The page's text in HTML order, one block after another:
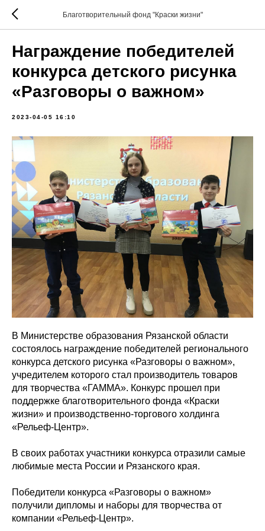
Благотворительный фонд "Краски жизни"
Награждение победителей
конкурса детского рисунка
«Разговоры о важном»
2023-04-05 16:10
В Министерстве образования Рязанской области
состоялось награждение победителей регионального
конкурса детского рисунка «Разговоры о важном»,
учредителем которого стал производитель товаров
для творчества «ГАММА». Конкурс прошел при
поддержке благотворительного фонда «Краски
жизни» и производственно-торгового холдинга
«Рельеф-Центр».
В своих работах участники конкурса отразили самые
любимые места России и Рязанского края.
Победители конкурса «Разговоры о важном»
получили дипломы и наборы для творчества от
компании «Рельеф-Центр».